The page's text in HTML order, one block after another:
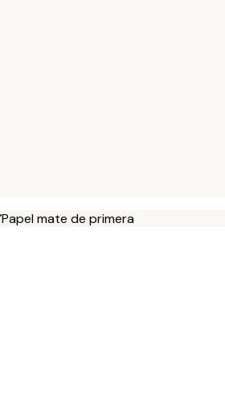
Papel mate de primera